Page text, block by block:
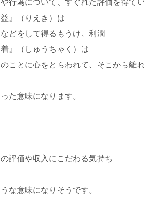
行為について、すぐれた評価を得て
益』（りえき）は
どをして得るもうけ。利潤
着』（しゅうちゃく）は
ことに心をとらわれて、そこから離
た意味になります。
評価や収入にこだわる気持ち
な意味になりそうです。